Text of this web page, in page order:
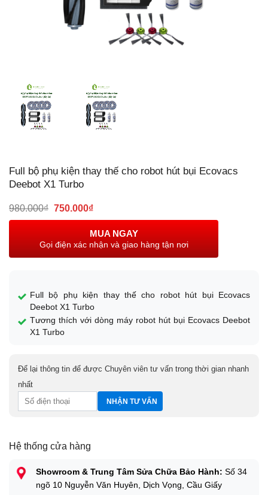
Full bộ phụ kiện thay thế cho robot hút bụi Ecovacs
Deebot X1 Turbo
980.000₫ Giá
980.000₫.
750.000₫Giá
là:
750.000₫.
MUA NGAY
Gọi điện xác nhận và giao hàng tận nơi
Full bộ phụ kiện thay thế cho robot hút bụi Ecovacs
Deebot X1 Turbo
Tương thích với dòng máy robot hút bụi Ecovacs Deebot
X1 Turbo
Để lại thông tin để được Chuyên viên tư vấn trong thời gian nhanh
nhất
Hệ thống cửa hàng
Showroom & Trung Tâm Sửa Chữa Bảo Hành: Số 34
ngõ 10 Nguyễn Văn Huyên, Dịch Vọng, Cầu Giấy